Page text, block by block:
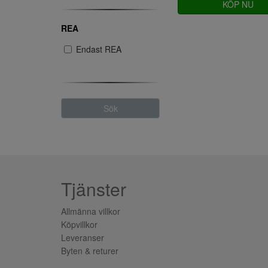
REA
Endast REA
Sök
KÖP NU
Tjänster
Allmänna villkor
Köpvillkor
Leveranser
Byten & returer